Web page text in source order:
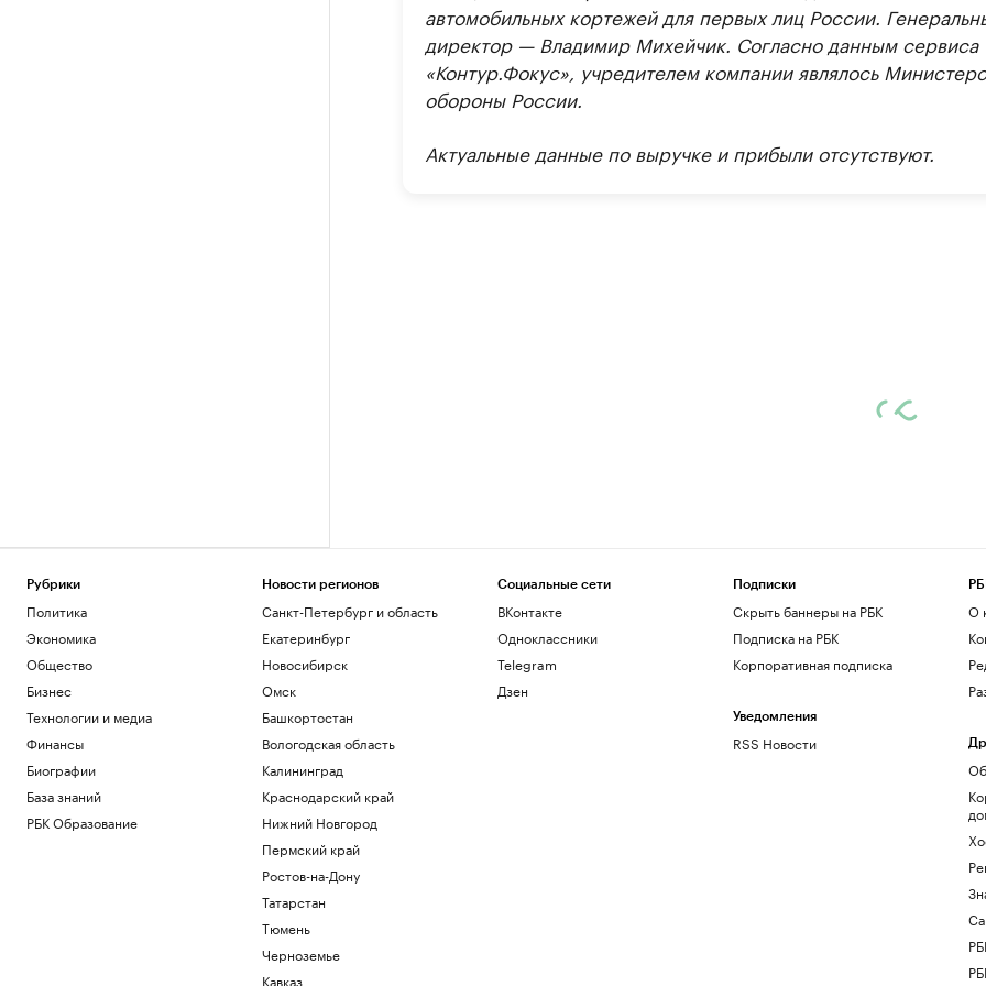
автомобильных кортежей для первых лиц России.
директор — Владимир Михейчик. Согласно данным сервиса
«Контур.Фокус», учредителем компании являлось
обороны России.
Актуальные данные по выручке и прибыли отсутствуют.
Рубрики
Политика
Экономика
Общество
Бизнес
Технологии и медиа
Финансы
Биографии
База знаний
РБК Образование
Новости регионов
Санкт-Петербург и область
Екатеринбург
Новосибирск
Омск
Башкортостан
Вологодская область
Калининград
Краснодарский край
Нижний Новгород
Пермский край
Ростов-на-Дону
Татарстан
Тюмень
Черноземье
Кавказ
Социальные сети
ВКонтакте
Одноклассники
Telegram
Дзен
Подписки
Скрыть баннеры на РБК
Подписка на РБК
Корпоративная подписка
Уведомления
RSS Новости
О